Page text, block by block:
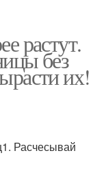
растут.
без
их!
Расчесывай